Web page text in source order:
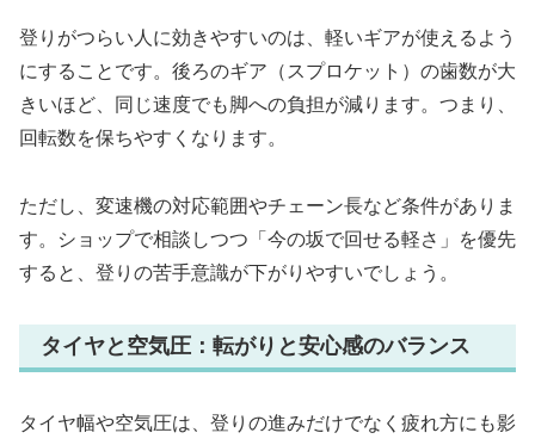
登りがつらい人に効きやすいのは、軽いギアが使えるよう
にすることです。後ろのギア（スプロケット）の歯数が大
きいほど、同じ速度でも脚への負担が減ります。つまり、
回転数を保ちやすくなります。
ただし、変速機の対応範囲やチェーン長など条件がありま
す。ショップで相談しつつ「今の坂で回せる軽さ」を優先
すると、登りの苦手意識が下がりやすいでしょう。
タイヤと空気圧：転がりと安心感のバランス
タイヤ幅や空気圧は、登りの進みだけでなく疲れ方にも影